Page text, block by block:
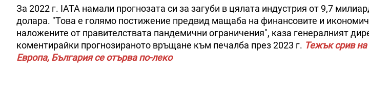
За 2022 г. IATA намали прогнозата си за загуби в цялата индустрия от 9,7
долара. "Това е голямо постижение предвид мащаба на финансовите и
наложените от правителствата пандемични ограничения", каза генералният
коментирайки прогнозираното връщане към печалба през 2023 г. Тежък срив на
Европа, България се отърва по-леко